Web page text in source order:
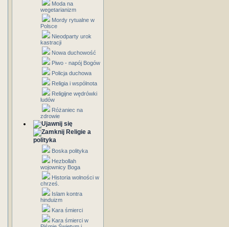
Moda na
wegetarianizm
Mordy rytualne w
Polsce
Nieodparty urok
kastracji
Nowa duchowość
Piwo - napój Bogów
Policja duchowa
Religia i wspólnota
Religijne wędrówki
ludów
Różaniec na
zdrowie
Religie a
polityka
Boska polityka
Hezbollah
wojownicy Boga
Historia wolności w
chrześ.
Islam kontra
hinduizm
Kara śmierci
Kara śmierci w